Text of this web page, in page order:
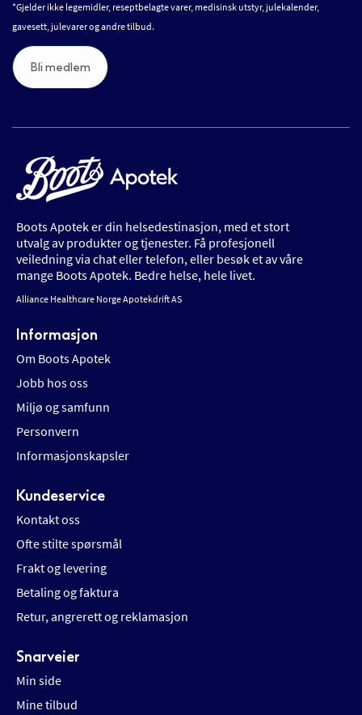
*Gjelder ikke legemidler, reseptbelagte varer, medisinsk utstyr, julekalender,
gavesett, julevarer og andre tilbud.
Bli medlem
Boots Apotek er din helsedestinasjon, med et stort
utvalg av produkter og tjenester. Få profesjonell
veiledning via chat eller telefon, eller besøk et av våre
mange Boots Apotek. Bedre helse, hele livet.
Alliance Healthcare Norge Apotekdrift AS
Informasjon
Om Boots Apotek
Jobb hos oss
Miljø og samfunn
Personvern
Informasjonskapsler
Kundeservice
Kontakt oss
Ofte stilte spørsmål
Frakt og levering
Betaling og faktura
Retur, angrerett og reklamasjon
Snarveier
Min side
Mine tilbud